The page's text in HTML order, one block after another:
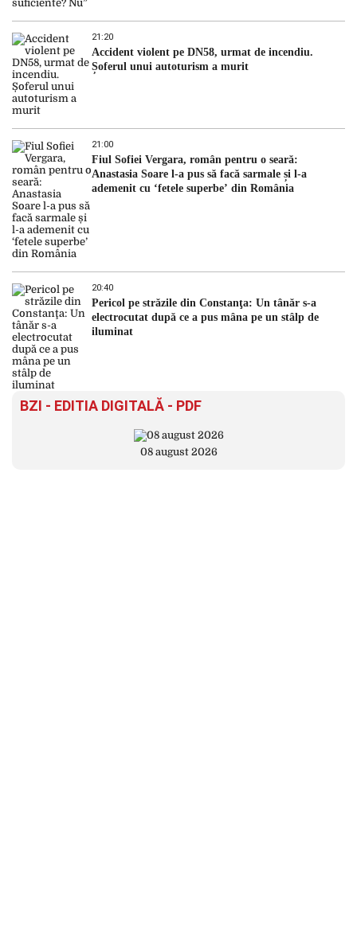
21:20
Accident violent pe DN58, urmat de incendiu.
Șoferul unui autoturism a murit
21:00
Fiul Sofiei Vergara, român pentru o seară:
Anastasia Soare l-a pus să facă sarmale și l-a
ademenit cu ‘fetele superbe’ din România
20:40
Pericol pe străzile din Constanţa: Un tânăr s-a
electrocutat după ce a pus mâna pe un stâlp de
iluminat
BZI - EDITIA DIGITALĂ - PDF
08 august 2026